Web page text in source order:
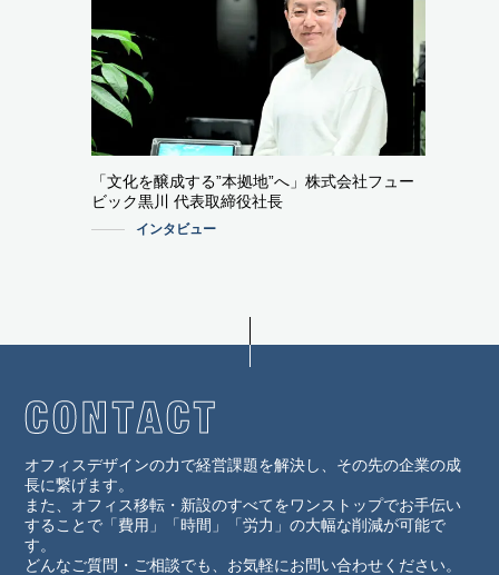
「文化を醸成する”本拠地”へ」株式会社フュー
ビック黒川 代表取締役社長
インタビュー
オフィスデザインの力で経営課題を解決し、その先の企業の成
長に繋げます。
また、オフィス移転・新設のすべてをワンストップでお手伝い
することで「費用」「時間」「労力」の大幅な削減が可能で
す。
どんなご質問・ご相談でも、お気軽にお問い合わせください。